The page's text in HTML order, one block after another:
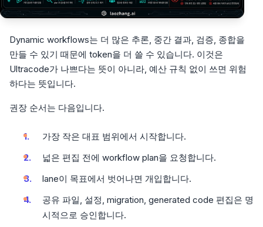
Dynamic workflows는 더 많은 추론, 중간 결과, 검증, 종합을
만들 수 있기 때문에 token을 더 쓸 수 있습니다. 이것은
Ultracode가 나쁘다는 뜻이 아니라, 예산 규칙 없이 쓰면 위험
하다는 뜻입니다.
권장 순서는 다음입니다.
가장 작은 대표 범위에서 시작합니다.
넓은 편집 전에 workflow plan을 요청합니다.
lane이 목표에서 벗어나면 개입합니다.
공유 파일, 설정, migration, generated code 편집은 명
시적으로 승인합니다.